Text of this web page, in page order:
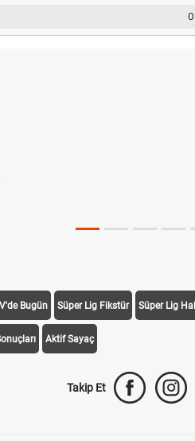
0
Bugün Süper Lig Fikstür Süper Lig
Aktif Sayaç
Takip Et